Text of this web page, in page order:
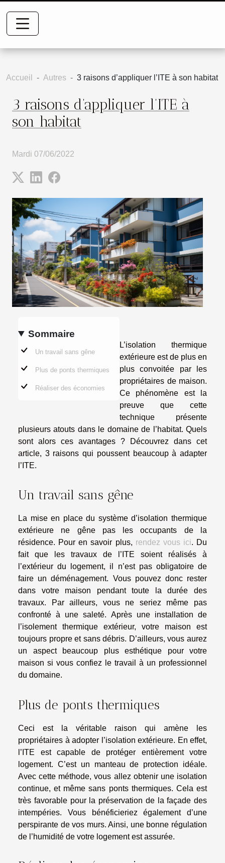
Accueil Autres 3 raisons d’appliquer l’ITE à son habitat
3 raisons d’appliquer l’ITE à
son habitat
Mardi 07/06/2022
Sommaire
Un travail sans gêne
Plus de ponts thermiques
Réaliser des économies
L’isolation thermique
extérieure est de plus en
plus convoitée par les
propriétaires de maison.
Ce phénomène est la
preuve que cette
technique présente
plusieurs atouts dans le domaine de l’habitat. Quels
sont alors ces avantages ? Découvrez dans cet
article, 3 raisons qui poussent beaucoup à adapter
l’ITE.
Un travail sans gêne
La mise en place du système d’isolation thermique
extérieure ne gêne pas les occupants de la
résidence. Pour en savoir plus, rendez vous ici. Du
fait que les travaux de l’ITE soient réalisés à
l’extérieur du logement, il n’est pas obligatoire de
faire un déménagement. Vous pouvez donc rester
dans votre maison pendant toute la durée des
travaux. Par ailleurs, vous ne seriez même pas
confronté à une saleté. Après une installation de
l’isolement thermique extérieur, votre maison est
toujours propre et sans débris. D’ailleurs, vous aurez
un aspect beaucoup plus esthétique pour votre
maison si vous confiez le travail à un professionnel
du domaine.
Plus de ponts thermiques
Ceci est la véritable raison qui amène les
propriétaires à adopter l’isolation extérieure. En effet,
l’ITE est capable de protéger entièrement votre
logement. C’est un manteau de protection idéale.
Avec cette méthode, vous allez obtenir une isolation
continue, et même sans ponts thermiques. Cela est
très favorable pour la préservation de la façade des
intempéries. Vous bénéficieriez également d’une
perspirante de vos murs. Ainsi, une bonne régulation
de l’humidité de votre logement est assurée.